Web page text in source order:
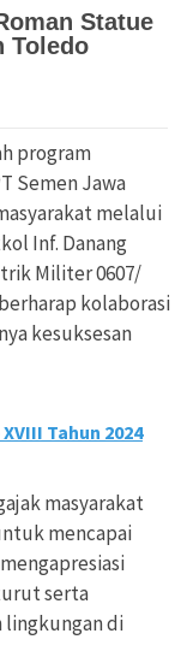
program
Semen Jawa
melalui
Inf. Danang
Militer 0607/
kolaborasi
kesuksesan
Tahun 2024
masyarakat
mencapai
serta
lingkungan di